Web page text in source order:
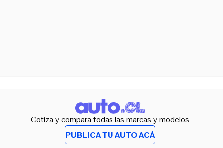
Cotiza y compara todas las marcas y modelos
PUBLICA TU AUTO ACÁ